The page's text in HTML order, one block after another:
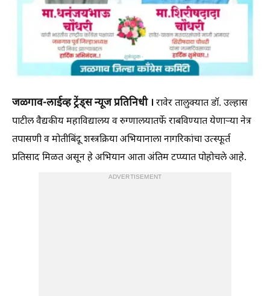
जळगाव-लाईव्ह ट्रेंड्स न्यूज प्रतिनिधी । रावेर तालुक्यात डॉ. उल्हास
पाटील वैद्यकीय महाविद्यालय व रुग्णालयातर्फे राबविण्यात येणाऱ्या नेत्र
तपासणी व मोतीबिंदू शस्त्रक्रिया अभियानाला नागरिकांचा उत्स्फूर्त
प्रतिसाद मिळत असून हे अभियान आता अंतिम टप्प्यात पोहोचले आहे.
ADVERTISEMENT